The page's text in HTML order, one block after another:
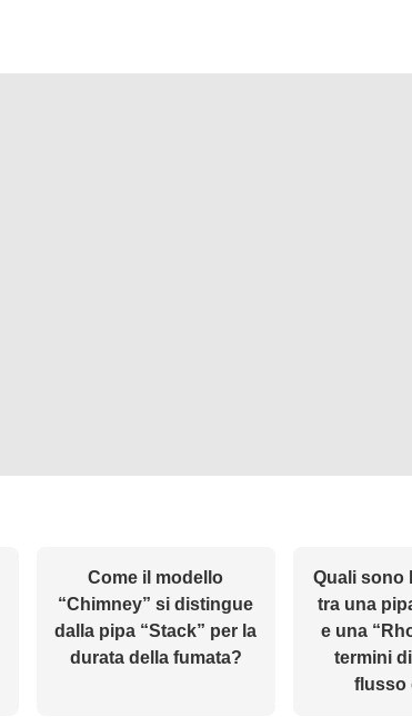
Come il modello
“Chimney” si distingue
dalla pipa “Stack” per la
durata della fumata?
Quali sono
tra una
e una
termini
flusso